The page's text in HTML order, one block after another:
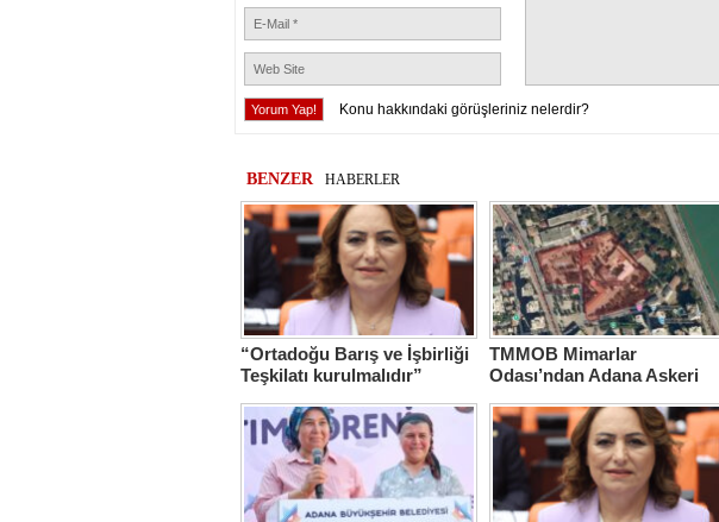
Konu hakkındaki görüşleriniz nelerdir?
BENZER HABERLER
“Ortadoğu Barış ve İşbirliği
Teşkilatı kurulmalıdır”
TMMOB Mimarlar
Odası’ndan Adana Askeri